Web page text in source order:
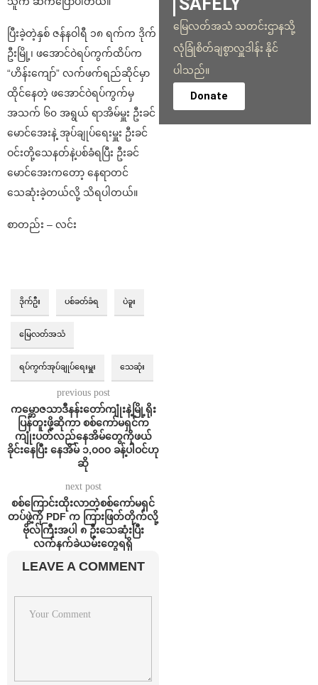
ပြီးခဲ့တဲ့နှစ် ဇန်နဝါရီ ၁၈ ရက်က ဒိုက်
ဦးမြို့၊ ဖအောင်ဝဲရပ်ကွက်ထိပ်က
“ဟိန်းကျော်” လက်ဖက်ရည်ဆိုင်မှာ
ထိုင်နေတဲ့ ဖအောင်ဝဲရပ်ကွက်မှ
အသက် ၆၀ အရွယ် ရာအိမ်မှူး ဦးခင်
မောင်အေးနဲ့ အုပ်ချုပ်ရေးမှူး ဦးခင်
ဝင်းတို့သေနတ်နဲ့ပစ်ခံရပြီး ဦးခင်
မောင်အေးကတော့ နေရာတင်
သေဆုံးခဲ့တယ်လို့ သိရပါတယ်။
စာတည်း – လင်း
ဒိုက်ဦး ပစ်ခတ်ခံရ ပဲခူး
မြေလတ်အသံ
ရပ်ကွက်အုပ်ချုပ်‌ရေးမှူး သေဆုံး
previous post
ကမ္ဘောဇသာဒီနန်းတော်ကျုံးနဲ့မြို့ရိုး
ပြန်တူးဖို့ဆိုကာ စစ်ကော်မရှင်က
ကျုံးပတ်လည်နေအိမ်တွေကိုဖယ်
ခိုင်းနေပြီး နေအိမ် ၁,၀၀၀ ခန့်ပါဝင်ဟု
ဆို
next post
စစ်ကြောင်းထိုးလာတဲ့စစ်ကော်မရှင်
တပ်ဖွဲ့ကို PDF က ကြားဖြတ်တိုက်လို့
ဗိုလ်ကြီးအပါ ၈ ဦးသေဆုံးပြီး
လက်နက်ခဲယမ်းတွေရရှိ
LEAVE A COMMENT
မြေလတ်အသံ သတင်းဌာနသို့
လုံခြုံစိတ်ချစွာလှူဒါန်း နိုင်
ပါသည်။
Donate